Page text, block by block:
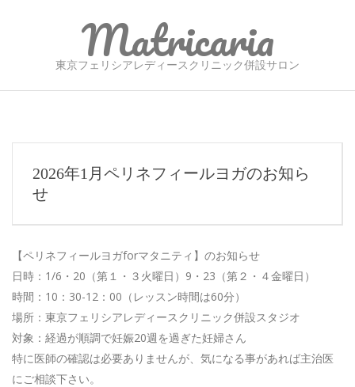
Matricaria
東京フェリシアレディースクリニック併設サロン
Menu
2026年1月ペリネフィールヨガのお知ら
せ
【ペリネフィールヨガforマタニティ】のお知らせ
日時：1/6・20（第１・３火曜日）9・23（第２・４金曜日）
時間：10：30-12：00（レッスン時間は60分）
場所：東京フェリシアレディースクリニック併設スタジオ
対象：経過が順調で妊娠20週を過ぎた妊婦さん
特に医師の確認は必要ありませんが、気になる事があれば主治医
にご相談下さい。